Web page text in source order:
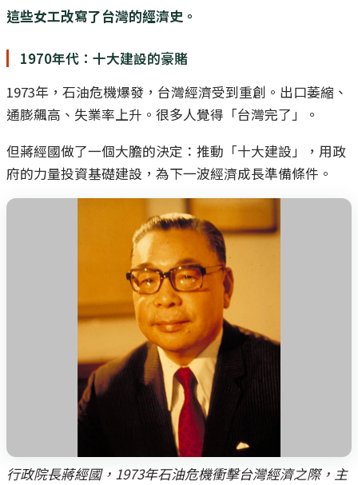
這些女工改寫了台灣的經濟史。
1970年代：十大建設的豪賭
1973年，石油危機爆發，台灣經濟受到重創。出口萎縮、
通膨飆高、失業率上升。很多人覺得「台灣完了」。
但蔣經國做了一個大膽的決定：推動「十大建設」，用政
府的力量投資基礎建設，為下一波經濟成長準備條件。
行政院長蔣經國，1973年石油危機衝擊台灣經濟之際，主